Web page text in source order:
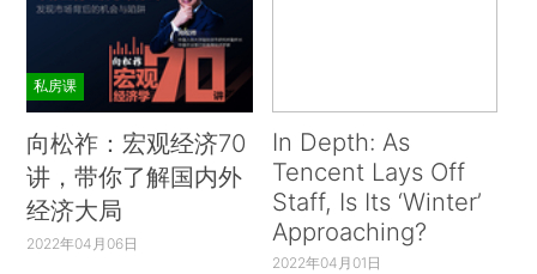
私房课
向松祚：宏观经济70
讲，带你了解国内外
经济大局
2022年04月06日
In Depth: As
Tencent Lays Off
Staff, Is Its ‘Winter’
Approaching?
2022年04月01日